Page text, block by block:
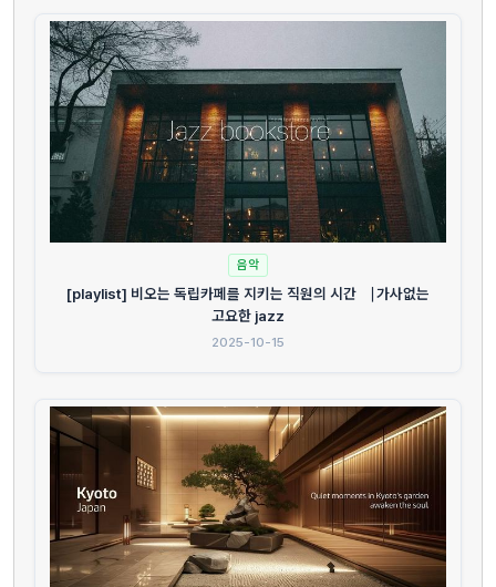
음악
[playlist] 비오는 독립카페를 지키는 직원의 시간 ⎹ 가사없는
고요한 jazz
2025-10-15